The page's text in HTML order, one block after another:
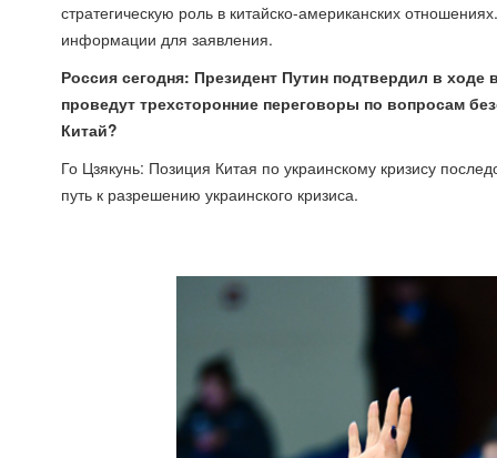
стратегическую роль в китайско-американских
информации для заявления.
Россия сегодня: Президент Путин подтвердил в
проведут трехсторонние переговоры по вопросам
Китай?
Го Цзякунь: Позиция Китая по украинскому кризису
путь к разрешению украинского кризиса.